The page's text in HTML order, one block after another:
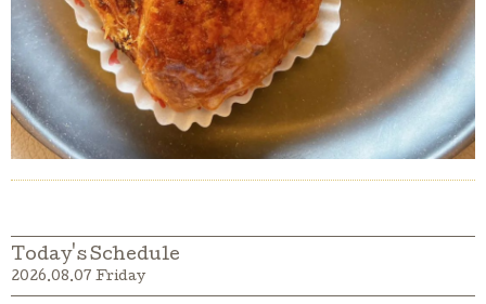
Today's Schedule
2026.08.07 Friday